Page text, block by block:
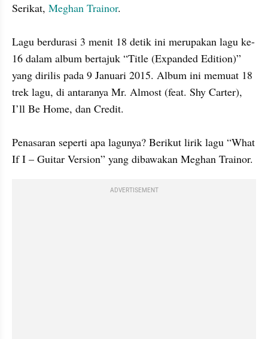
Serikat, Meghan Trainor.
Lagu berdurasi 3 menit 18 detik ini merupakan lagu ke-
16 dalam album bertajuk “Title (Expanded Edition)”
yang dirilis pada 9 Januari 2015. Album ini memuat 18
trek lagu, di antaranya Mr. Almost (feat. Shy Carter),
I’ll Be Home, dan Credit.
Penasaran seperti apa lagunya? Berikut lirik lagu “What
If I – Guitar Version” yang dibawakan Meghan Trainor.
ADVERTISEMENT